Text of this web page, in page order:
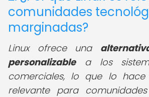
comunidades
marginadas?
Linux ofrece una
personalizablea los
comerciales, lo que lo hace
relevante para